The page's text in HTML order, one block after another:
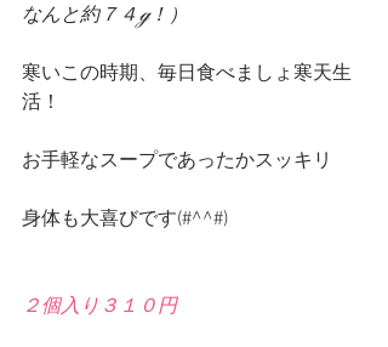
なんと約７４ℊ！）
寒いこの時期、毎日食べましょ寒天生
活！
お手軽なスープであったかスッキリ
身体も大喜びです(#^^#)
２個入り３１０円